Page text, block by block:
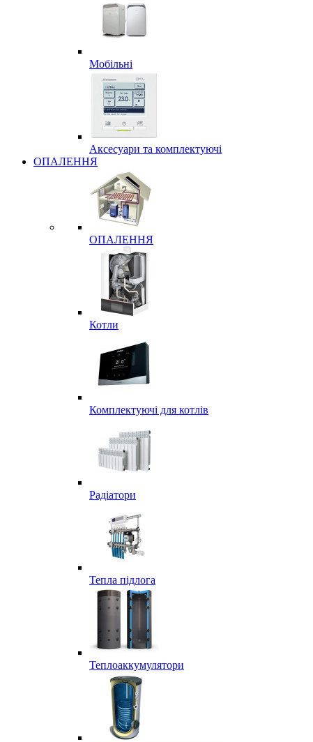
Мобільні
Аксесуари та комплектуючі
ОПАЛЕННЯ
ОПАЛЕННЯ
Котли
Комплектуючі для котлів
Радіатори
Тепла підлога
Теплоаккумулятори